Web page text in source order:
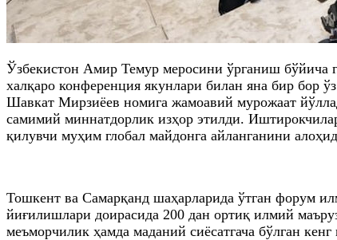
Ўзбекистон Амир Темур меросини ўрганиш бўйича
халқаро конференция якунлари билан яна бир бор
Шавкат Мирзиёев номига жамоавий мурожаат
самимий миннатдорлик изҳор этилди.
қилувчи муҳим глобал майдонга айланганини
Тошкент ва Самарқанд шаҳарларида ўтган форум
йиғилишлари доирасида 200 дан ортиқ илмий
меъморчилик ҳамда маданий сиёсатгача бўлган